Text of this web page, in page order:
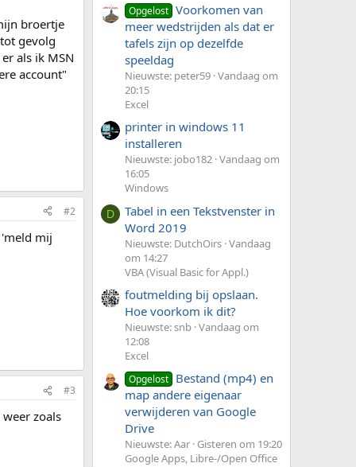
broertje
gevolg
als ik MSN
account"
#2
mij
#3
zoals
Opgelost Voorkomen van
meer wedstrijden als dat er
tafels zijn op dezelfde
speeldag
Nieuwste: peter59 Vandaag om
20:15
Excel
printer in windows 11
installeren
Nieuwste: jobo182 Vandaag om
16:05
Windows
D
Tabel in een Tekstvenster in
Word 2019
Nieuwste: DutchOirs Vandaag
om 14:27
VBA (Visual Basic for Appl.)
foutmelding bij opslaan.
Hoe voorkom ik dit?
Nieuwste: snb Vandaag om
12:08
Excel
Opgelost Bestand (mp4) en
map andere eigenaar
verwijderen van Google
Drive
Nieuwste: Aar Gisteren om 19:20
Google Apps, Libre-/Open Office